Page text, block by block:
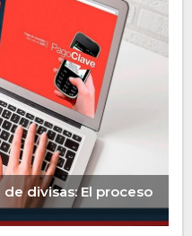
divisas: El proceso